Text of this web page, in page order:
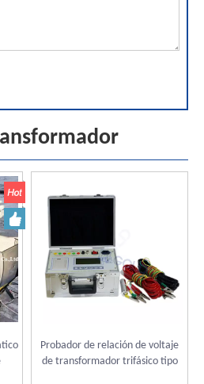
Probador de relación de voltaje
de transformador trifásico tipo